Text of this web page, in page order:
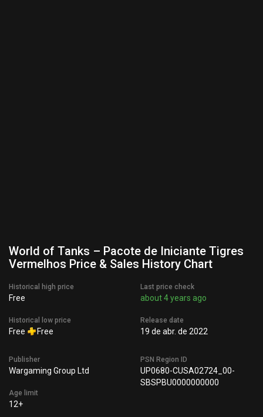
World of Tanks – Pacote de Iniciante Tigres
Vermelhos Price & Sales History Chart
Historical high price
Free
Historical low price
Free Free
Last price check
about 4 years ago
Release date
19 de abr. de 2022
Publisher
Wargaming Group Ltd
Age limit
12+
PSN Region ID
UP0680-CUSA02724_00-
SBSPBU0000000000